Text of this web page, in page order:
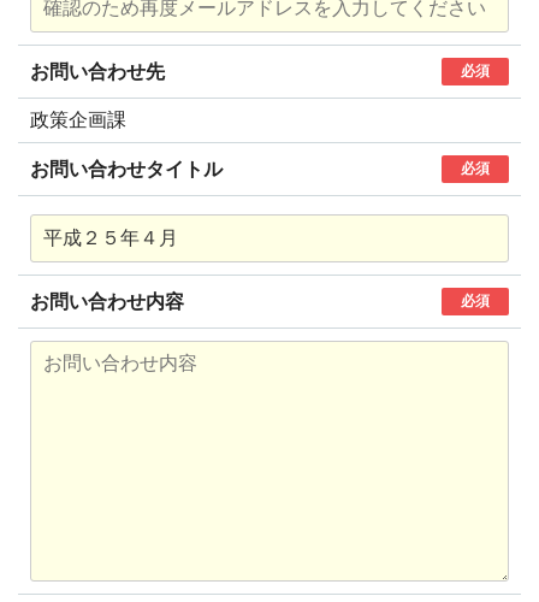
お問い合わせ先 必須
政策企画課
お問い合わせタイトル 必須
お問い合わせ内容 必須